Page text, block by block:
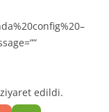
edildi.